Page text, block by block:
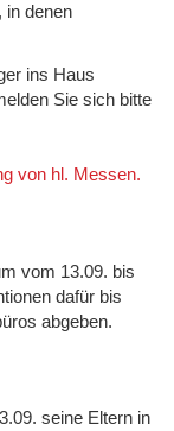
in denen
ins Haus
Sie sich bitte
von hl. Messen.
vom 13.09. bis
dafür bis
abgeben.
seine Eltern in